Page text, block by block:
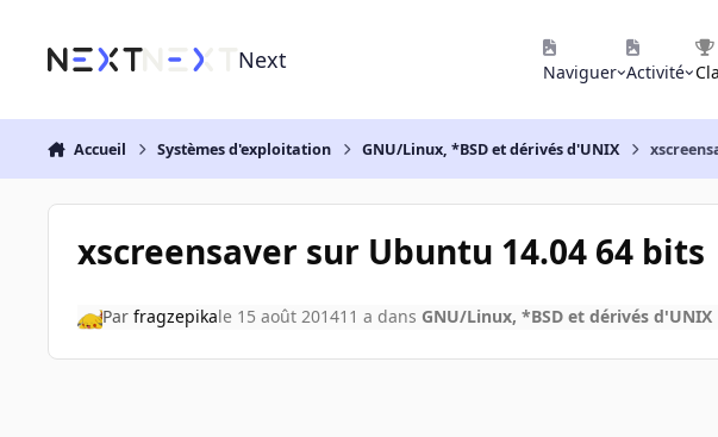
Next Naviguer Activité
Accueil Systèmes d'exploitation GNU/Linux, *BSD et dérivés d'UNIX
xscreensaver sur Ubuntu 14.04 64 bits
Par fragzepikale 15 août 201411 a dans GNU/Linux, *BSD et dérivés d'UNIX